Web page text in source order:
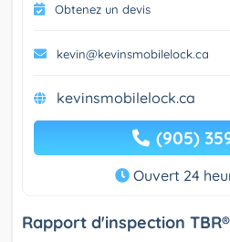
Obtenez un devis
kevin@kevinsmobilelock.ca
kevinsmobilelock.ca
(905)
Ouvert 24
Rapport d'inspection